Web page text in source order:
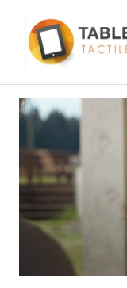
contenu